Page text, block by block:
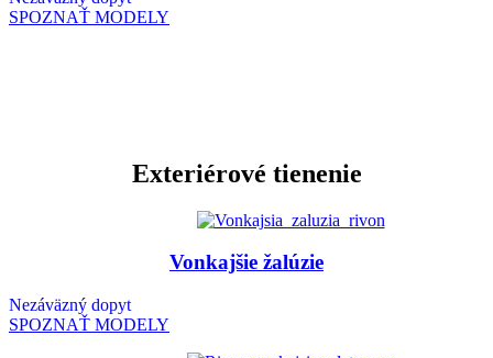
SPOZNAŤ MODELY
Exteriérové tienenie
Vonkajšie žalúzie
Nezáväzný dopyt
SPOZNAŤ MODELY